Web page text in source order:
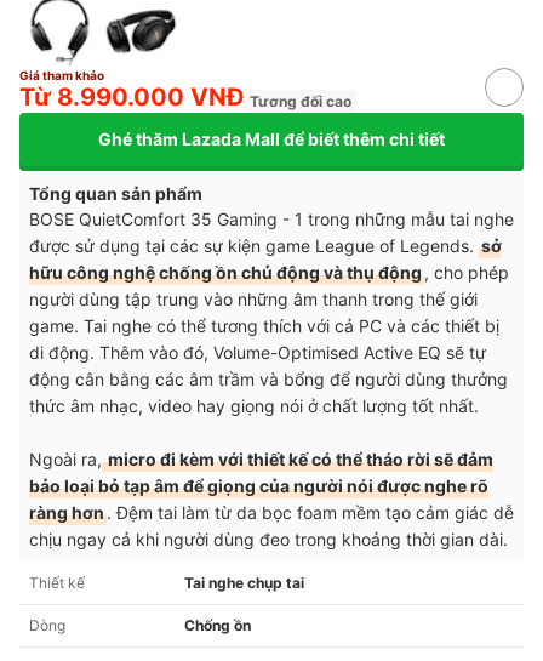
Giá tham khảo
Từ 8.990.000 VNĐ Tương đối cao
Ghé thăm Lazada Mall để biết thêm chi tiết
Tổng quan sản phẩm
BOSE QuietComfort 35 Gaming - 1 trong những mẫu tai nghe
được sử dụng tại các sự kiện game League of Legends. sở
hữu công nghệ chống ồn chủ động và thụ động, cho phép
người dùng tập trung vào những âm thanh trong thế giới
game. Tai nghe có thể tương thích với cả PC và các thiết bị
di động. Thêm vào đó, Volume-Optimised Active EQ sẽ tự
động cân bằng các âm trầm và bổng để người dùng thưởng
thức âm nhạc, video hay giọng nói ở chất lượng tốt nhất.
Ngoài ra,micro đi kèm với thiết kế có thể tháo rời sẽ đảm
bảo loại bỏ tạp âm để giọng của người nói được nghe rõ
ràng hơn. Đệm tai làm từ da bọc foam mềm tạo cảm giác dễ
chịu ngay cả khi người dùng đeo trong khoảng thời gian dài.
Thiết kế Tai nghe chụp tai
Dòng Chống ồn